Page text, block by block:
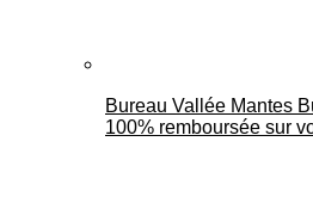
Bureau Vallée Mantes
100% remboursée sur